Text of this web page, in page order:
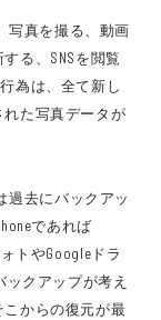
写真を撮る、動画
る、SNSを閲覧
為は、全て新し
た写真データが
過去にバックアッ
であれば
トやGoogleドラ
ックアップが考え
からの復元が最